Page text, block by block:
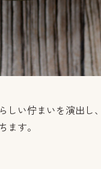
しい佇まいを演出し
ます。